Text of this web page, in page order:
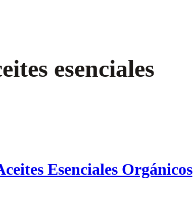
esenciales
Esenciales Orgánicos